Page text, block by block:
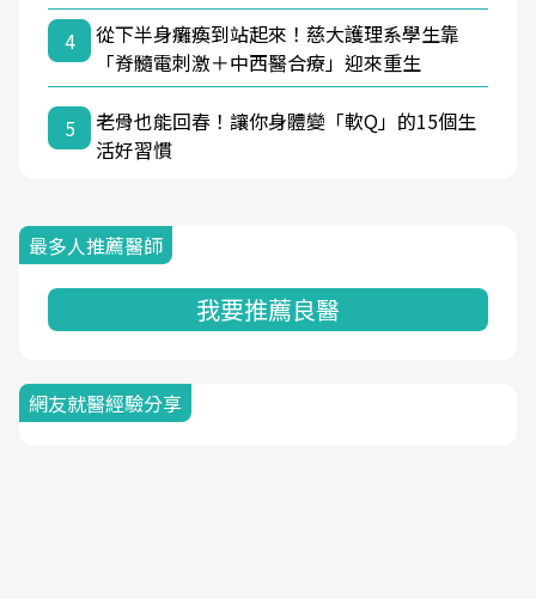
4
從下半身癱瘓到站起來！慈大護理系學生靠
「脊髓電刺激＋中西醫合療」迎來重生
5
老骨也能回春！讓你身體變「軟Q」的15個生
活好習慣
最多人推薦醫師
我要推薦良醫
網友就醫經驗分享